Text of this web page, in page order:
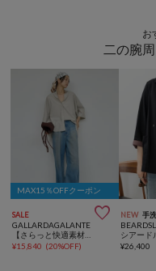
お
二の腕
MAX15％OFFクーポン
SALE 
GALLARDAGALANTE
¥15,840 (20%OFF)
NEW 手
¥26,400